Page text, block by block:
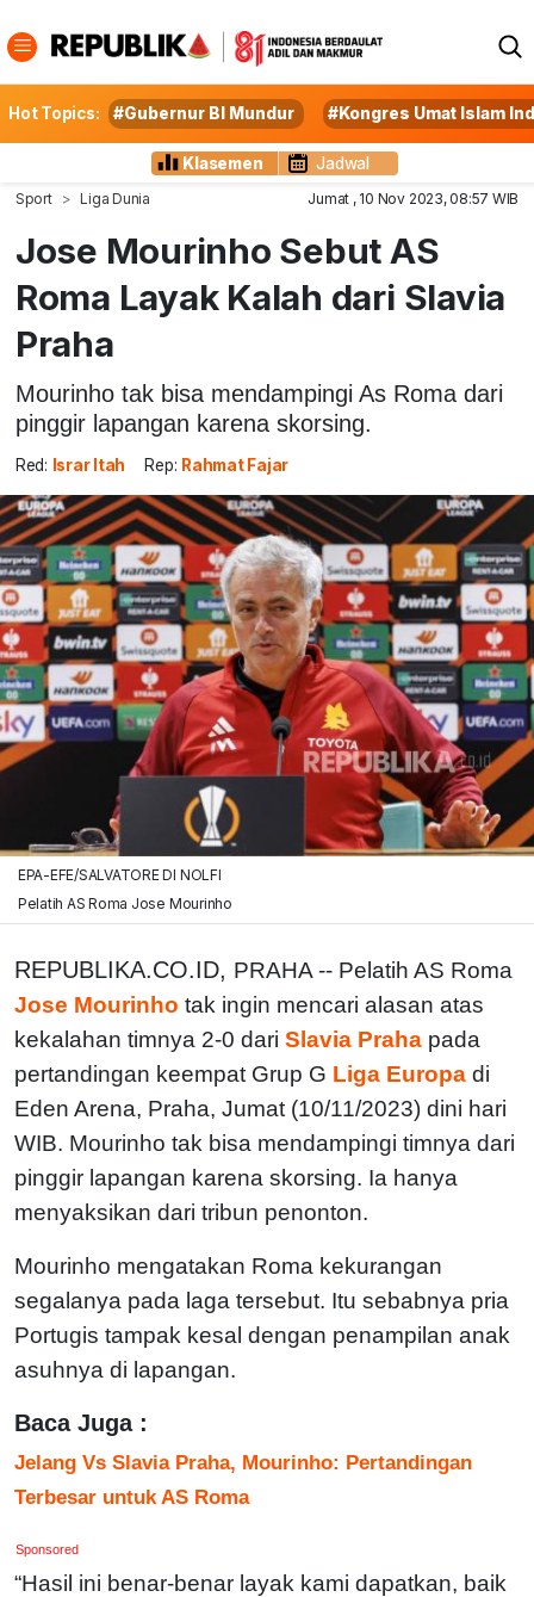
Hot Topics: #Gubernur BI Mundur #Kongres Umat Islam
Klasemen Jadwal
Sport Liga Dunia Jumat , 10 Nov 2023, 08:57 WIB
Jose Mourinho Sebut AS
Roma Layak Kalah dari Slavia
Praha
Mourinho tak bisa mendampingi As Roma dari
pinggir lapangan karena skorsing.
Red: Israr Itah Rep: Rahmat Fajar
EPA-EFE/SALVATORE DI NOLFI
Pelatih AS Roma Jose Mourinho
REPUBLIKA.CO.ID, PRAHA -- Pelatih AS Roma
Jose Mourinho tak ingin mencari alasan atas
kekalahan timnya 2-0 dari Slavia Praha pada
pertandingan keempat Grup G Liga Europa di
Eden Arena, Praha, Jumat (10/11/2023) dini hari
WIB. Mourinho tak bisa mendampingi timnya dari
pinggir lapangan karena skorsing. Ia hanya
menyaksikan dari tribun penonton.
Mourinho mengatakan Roma kekurangan
segalanya pada laga tersebut. Itu sebabnya pria
Portugis tampak kesal dengan penampilan anak
asuhnya di lapangan.
Baca Juga :
Jelang Vs Slavia Praha, Mourinho: Pertandingan
Terbesar untuk AS Roma
Sponsored
“Hasil ini benar-benar layak kami dapatkan, baik